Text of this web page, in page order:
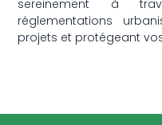
sereinement à
réglementations
projets et protégeant